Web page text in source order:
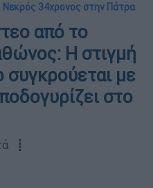
Νεκρός 34χρονος στην Πάτρα
από το
Η στιγμή
συγκρούεται με
στο
┋